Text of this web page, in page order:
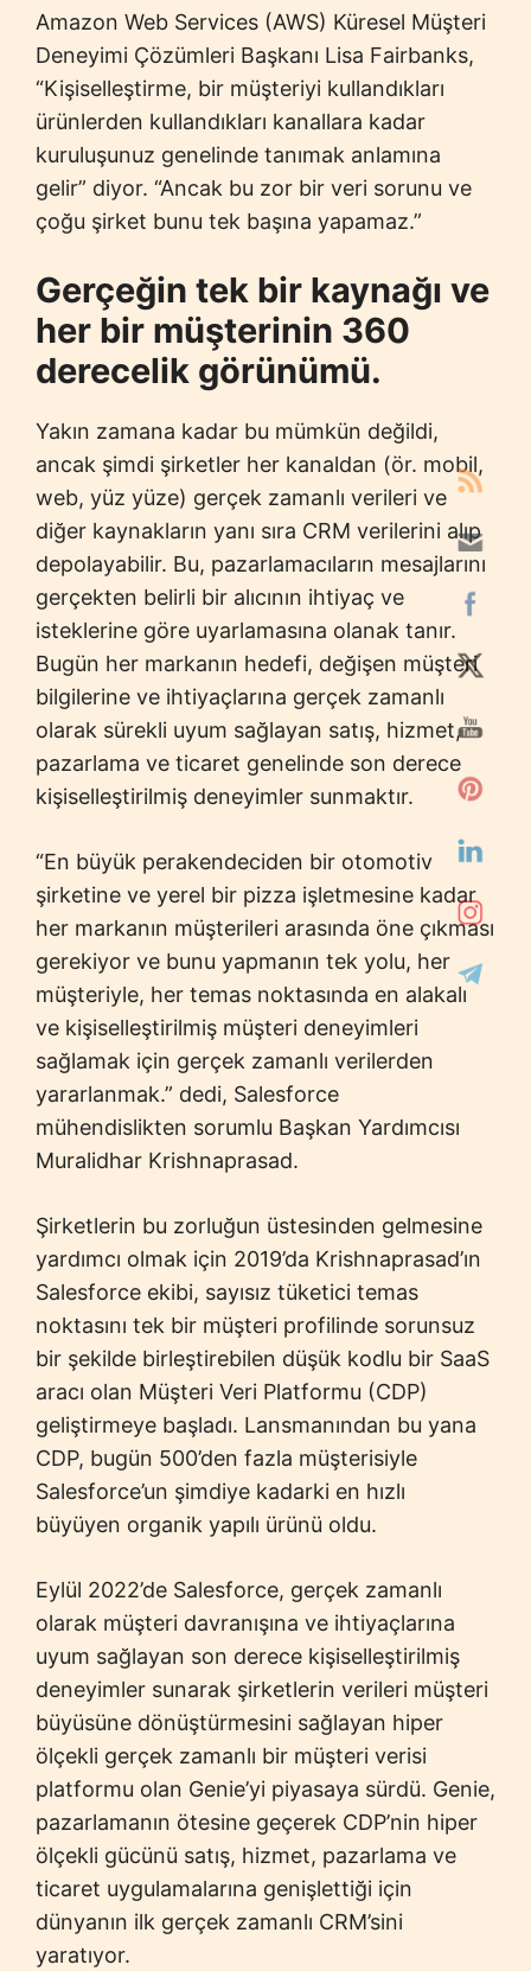
Amazon Web Services (AWS) Küresel Müşteri
Deneyimi Çözümleri Başkanı Lisa Fairbanks,
“Kişiselleştirme, bir müşteriyi kullandıkları
ürünlerden kullandıkları kanallara kadar
kuruluşunuz genelinde tanımak anlamına
gelir” diyor. “Ancak bu zor bir veri sorunu ve
çoğu şirket bunu tek başına yapamaz.”
Gerçeğin tek bir kaynağı ve
her bir müşterinin 360
derecelik görünümü.
Yakın zamana kadar bu mümkün değildi,
ancak şimdi şirketler her kanaldan (ör. mobil,
web, yüz yüze) gerçek zamanlı verileri ve
diğer kaynakların yanı sıra CRM verilerini alıp
depolayabilir. Bu, pazarlamacıların mesajlarını
gerçekten belirli bir alıcının ihtiyaç ve
isteklerine göre uyarlamasına olanak tanır.
Bugün her markanın hedefi, değişen müşteri
bilgilerine ve ihtiyaçlarına gerçek zamanlı
olarak sürekli uyum sağlayan satış, hizmet,
pazarlama ve ticaret genelinde son derece
kişiselleştirilmiş deneyimler sunmaktır.
“En büyük perakendeciden bir otomotiv
şirketine ve yerel bir pizza işletmesine kadar
her markanın müşterileri arasında öne çıkması
gerekiyor ve bunu yapmanın tek yolu, her
müşteriyle, her temas noktasında en alakalı
ve kişiselleştirilmiş müşteri deneyimleri
sağlamak için gerçek zamanlı verilerden
yararlanmak.” dedi, Salesforce
mühendislikten sorumlu Başkan Yardımcısı
Muralidhar Krishnaprasad.
Şirketlerin bu zorluğun üstesinden gelmesine
yardımcı olmak için 2019’da Krishnaprasad’ın
Salesforce ekibi, sayısız tüketici temas
noktasını tek bir müşteri profilinde sorunsuz
bir şekilde birleştirebilen düşük kodlu bir SaaS
aracı olan Müşteri Veri Platformu (CDP)
geliştirmeye başladı. Lansmanından bu yana
CDP, bugün 500’den fazla müşterisiyle
Salesforce’un şimdiye kadarki en hızlı
büyüyen organik yapılı ürünü oldu.
Eylül 2022’de Salesforce, gerçek zamanlı
olarak müşteri davranışına ve ihtiyaçlarına
uyum sağlayan son derece kişiselleştirilmiş
deneyimler sunarak şirketlerin verileri müşteri
büyüsüne dönüştürmesini sağlayan hiper
ölçekli gerçek zamanlı bir müşteri verisi
platformu olan Genie’yi piyasaya sürdü. Genie,
pazarlamanın ötesine geçerek CDP’nin hiper
ölçekli gücünü satış, hizmet, pazarlama ve
ticaret uygulamalarına genişlettiği için
dünyanın ilk gerçek zamanlı CRM’sini
yaratıyor.